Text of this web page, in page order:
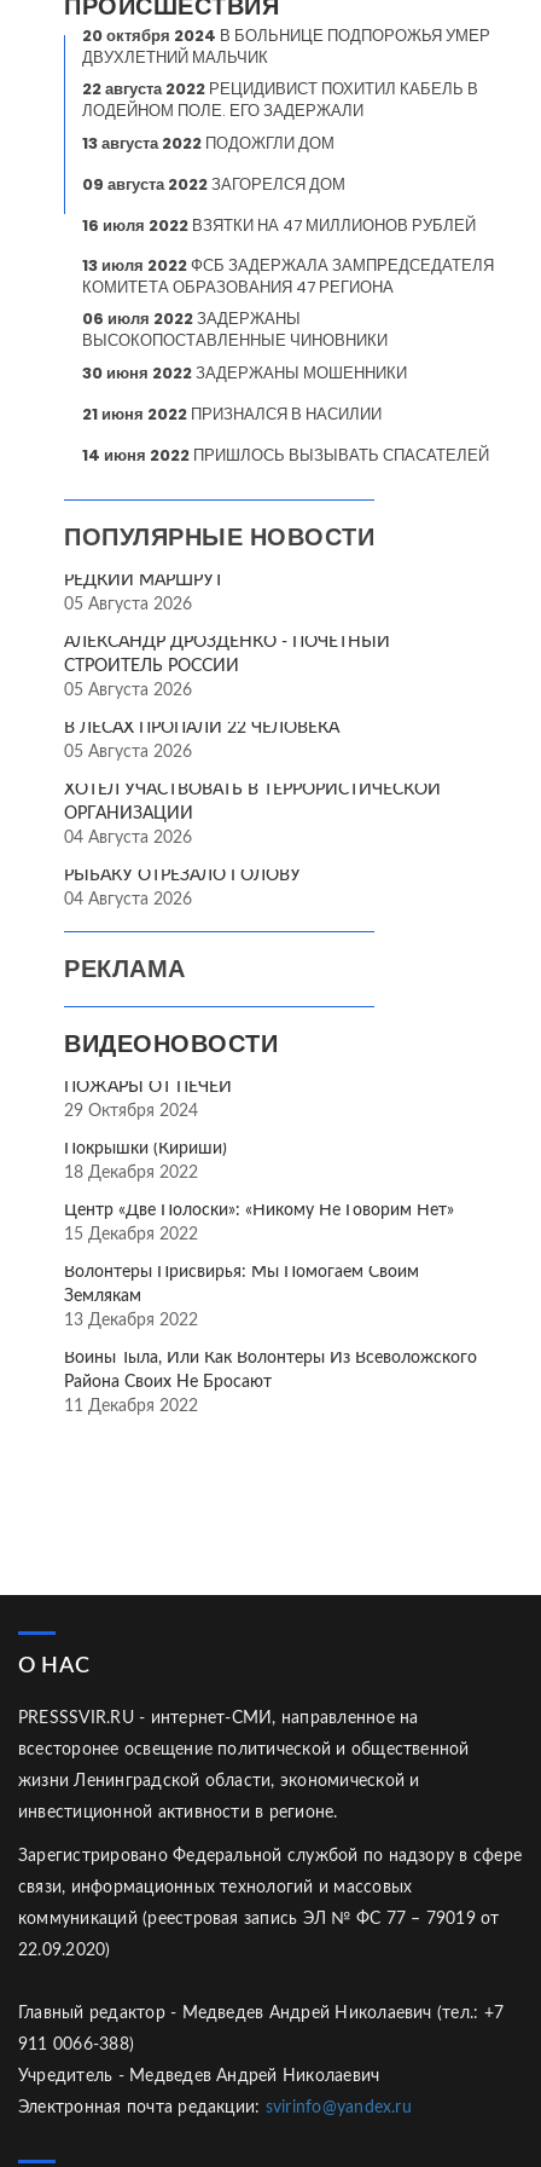
20 октября 2024 В БОЛЬНИЦЕ ПОДПОРОЖЬЯ УМЕР
ДВУХЛЕТНИЙ МАЛЬЧИК
22 августа 2022 РЕЦИДИВИСТ ПОХИТИЛ КАБЕЛЬ В
ЛОДЕЙНОМ ПОЛЕ. ЕГО ЗАДЕРЖАЛИ
13 августа 2022 ПОДОЖГЛИ ДОМ
09 августа 2022ЗАГОРЕЛСЯ ДОМ
16 июля 2022 ВЗЯТКИ НА 47 МИЛЛИОНОВ РУБЛЕЙ
13 июля 2022ФСБ ЗАДЕРЖАЛА ЗАМПРЕДСЕДАТЕЛЯ
КОМИТЕТА ОБРАЗОВАНИЯ 47 РЕГИОНА
06 июля 2022ЗАДЕРЖАНЫ
ВЫСОКОПОСТАВЛЕННЫЕ ЧИНОВНИКИ
30 июня 2022ЗАДЕРЖАНЫ МОШЕННИКИ
21 июня 2022 ПРИЗНАЛСЯ В НАСИЛИИ
14 июня 2022 ПРИШЛОСЬ ВЫЗЫВАТЬ СПАСАТЕЛЕЙ
ПОПУЛЯРНЫЕ НОВОСТИ
РЕДКИЙ МАРШРУТ
05 Августа 2026
АЛЕКСАНДР ДРОЗДЕНКО - ПОЧЁТНЫЙ
СТРОИТЕЛЬ РОССИИ
05 Августа 2026
В ЛЕСАХ ПРОПАЛИ 22 ЧЕЛОВЕКА
05 Августа 2026
ХОТЕЛ УЧАСТВОВАТЬ В ТЕРРОРИСТИЧЕСКОЙ
ОРГАНИЗАЦИИ
04 Августа 2026
РЫБАКУ ОТРЕЗАЛО ГОЛОВУ
04 Августа 2026
РЕКЛАМА
ВИДЕОНОВОСТИ
ПОЖАРЫ ОТ ПЕЧЕЙ
29 Октября 2024
Покрышки (Кириши)
18 Декабря 2022
Центр «Две Полоски»: «Никому Не Говорим Нет»
15 Декабря 2022
Волонтёры Присвирья: Мы Помогаем Своим
Землякам
13 Декабря 2022
Воины Тыла, Или Как Волонтёры Из Всеволожского
Района Своих Не Бросают
11 Декабря 2022
О НАС
PRESSSVIR.RU - интернет-СМИ, направленное на
всесторонее освещение политической и общественной
жизни Ленинградской области, экономической и
инвестиционной активности в регионе.
Зарегистрировано Федеральной службой по надзору в сфере
связи, информационных технологий и массовых
коммуникаций (реестровая запись ЭЛ № ФС 77 – 79019 от
22.09.2020)
Главный редактор - Медведев Андрей Николаевич (тел.: +7
911 0066-388)
Учредитель - Медведев Андрей Николаевич
Электронная почта редакции: svirinfo@yandex.ru